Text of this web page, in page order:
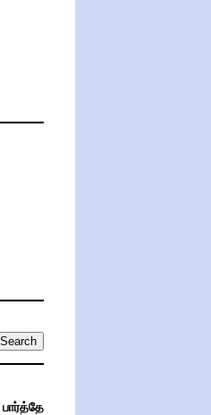
பார்த்தே